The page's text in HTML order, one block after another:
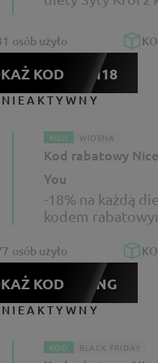
osób użyło
KODONOMI18
KOD WIOSNA
Kod rabatowy
You
-18% na każdą
kodem
osób użyło
KODSPRING
KOD BLACK FRIDAY